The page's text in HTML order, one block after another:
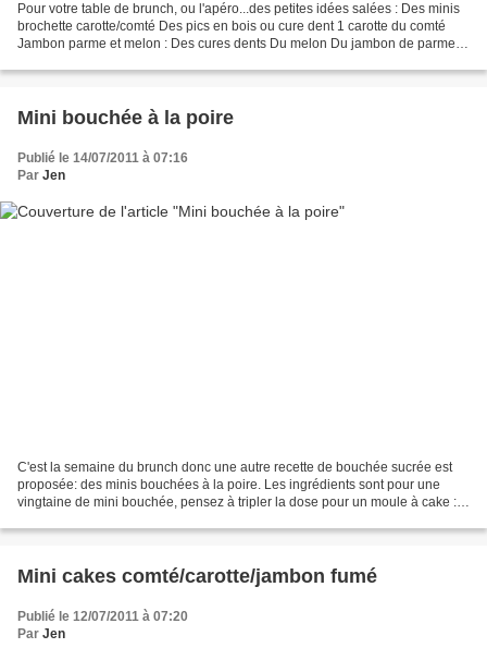
Pour votre table de brunch, ou l'apéro...des petites idées salées : Des minis
brochette carotte/comté Des pics en bois ou cure dent 1 carotte du comté
Jambon parme et melon : Des cures dents Du melon Du jambon de parme
Mini bouchée à la poire
Publié le 14/07/2011 à 07:16
Par Jen
C'est la semaine du brunch donc une autre recette de bouchée sucrée est
proposée: des minis bouchées à la poire. Les ingrédients sont pour une
vingtaine de mini bouchée, pensez à tripler la dose pour un moule à cake :)
Mini cakes comté/carotte/jambon fumé
Publié le 12/07/2011 à 07:20
Par Jen